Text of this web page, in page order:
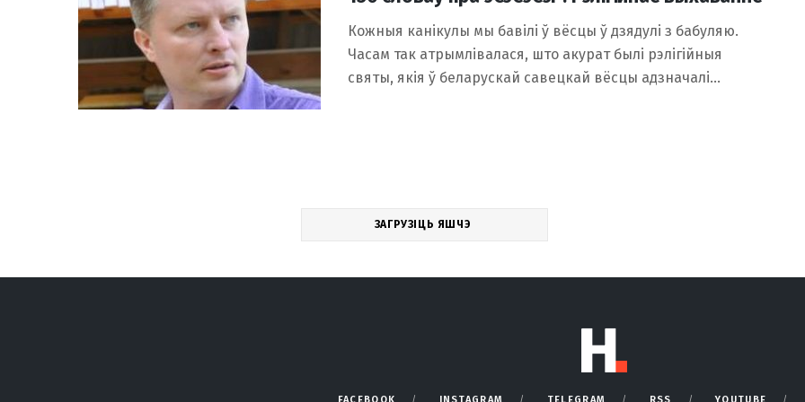
Кожныя канікулы мы бавілі ў вёсцы ў дзядулі з бабуляю.
Часам так атрымлівалася, што акурат былі рэлігійныя
святы, якія ў беларускай савецкай вёсцы адзначалі…
ЗАГРУЗІЦЬ ЯШЧЭ